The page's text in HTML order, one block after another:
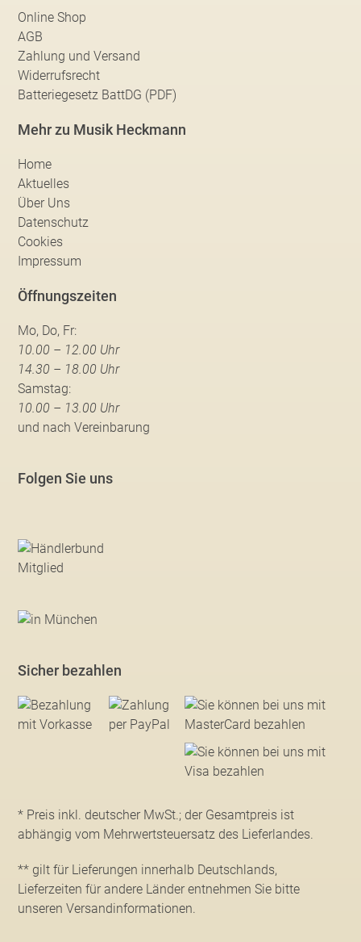
Online Shop
AGB
Zahlung und Versand
Widerrufsrecht
Batteriegesetz BattDG (PDF)
Mehr zu Musik Heckmann
Home
Aktuelles
Über Uns
Datenschutz
Cookies
Impressum
Öffnungszeiten
Mo, Do, Fr:
10.00 – 12.00 Uhr
14.30 – 18.00 Uhr
Samstag:
10.00 – 13.00 Uhr
und nach Vereinbarung
Folgen Sie uns
Sicher bezahlen
* Preis inkl. deutscher MwSt.; der Gesamtpreis ist
abhängig vom Mehrwertsteuersatz des Lieferlandes.
** gilt für Lieferungen innerhalb Deutschlands,
Lieferzeiten für andere Länder entnehmen Sie bitte
unseren Versandinformationen.